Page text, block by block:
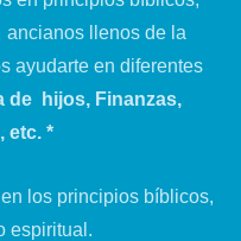
llenos de la
ayudarte en diferentes
de hijos, Finanzas,
etc. *
los principios bíblicos,
espiritual.